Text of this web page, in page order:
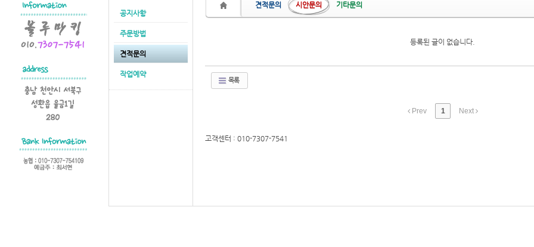
공지사항
주문방법
견적문의
작업예약
견적문의 시안문의 기타문의
등록된 글이 없습니다.
목록
Prev 1 Next
고객센터 : 010-7307-7541